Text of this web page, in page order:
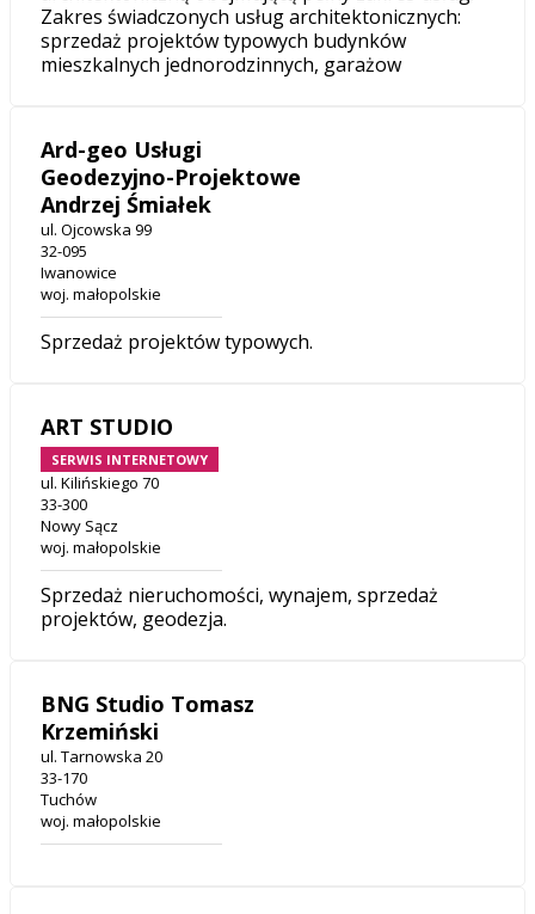
Zakres świadczonych usług architektonicznych:
sprzedaż projektów typowych budynków
mieszkalnych jednorodzinnych, garażow
Ard-geo Usługi
Geodezyjno-Projektowe
Andrzej Śmiałek
ul. Ojcowska 99
32-095
Iwanowice
woj. małopolskie
Sprzedaż projektów typowych.
ART STUDIO
SERWIS INTERNETOWY
ul. Kilińskiego 70
33-300
Nowy Sącz
woj. małopolskie
Sprzedaż nieruchomości, wynajem, sprzedaż
projektów, geodezja.
BNG Studio Tomasz
Krzemiński
ul. Tarnowska 20
33-170
Tuchów
woj. małopolskie